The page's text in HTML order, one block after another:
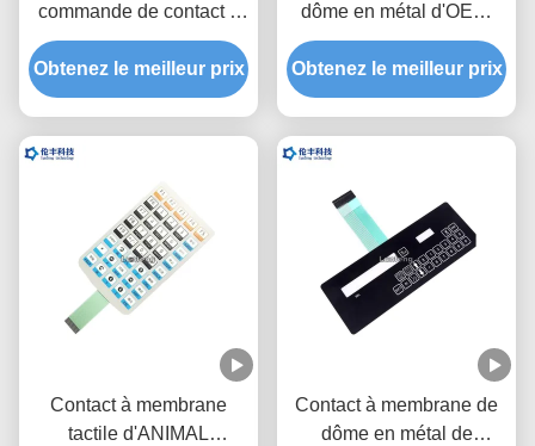
commande de contact à
membrane de polyester
pour détecter l'instrument
Obtenez le meilleur prix
dôme en métal d'OEM,
commutateur tactile de
dôme en métal de
lancement de 1.0mm
Obtenez le meilleur prix
Contact à membrane
tactile d'ANIMAL
Contact à membrane de
dôme en métal de